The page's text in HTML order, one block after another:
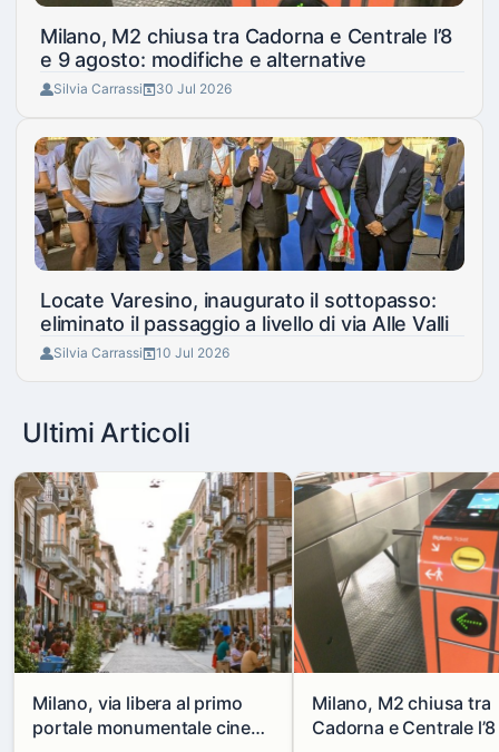
Milano, M2 chiusa tra Cadorna e Centrale l’8
e 9 agosto: modifiche e alternative
Silvia Carrassi 30 Jul 2026
Locate Varesino, inaugurato il sottopasso:
eliminato il passaggio a livello di via Alle Valli
Silvia Carrassi 10 Jul 2026
Ultimi Articoli
Milano, via libera al primo
portale monumentale cinese
Milano, M2 chiusa tra
Cadorna e Centrale